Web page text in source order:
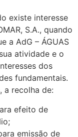
existe interesse
S.A., quando
a AdG – ÁGUAS
atividade e o
dos
fundamentais.
a recolha de:
efeito de
emissão de